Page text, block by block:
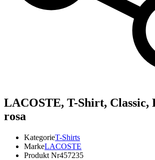
LACOSTE, T-Shirt, Classic,
rosa
KategorieT-Shirts
MarkeLACOSTE
Produkt Nr457235